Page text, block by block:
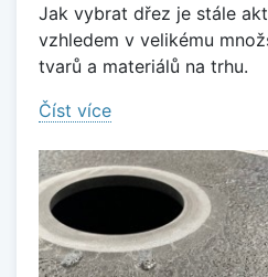
Jak vybrat dřez je stále
vzhledem v velikému
tvarů a materiálů na trhu.
Číst více